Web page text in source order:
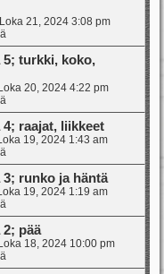
21, 2024 3:08 pm
5; turkki, koko,
20, 2024 4:22 pm
raajat, liikkeet
19, 2024 1:43 am
runko ja häntä
19, 2024 1:19 am
pää
18, 2024 10:00 pm